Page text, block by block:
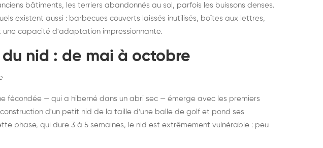
bâtiments, les terriers abandonnés au sol, parfois les buissons denses.
existent aussi : barbecues couverts laissés inutilisés, boîtes aux lettres,
une capacité d'adaptation impressionnante.
du nid : de mai à octobre
fécondée — qui a hiberné dans un abri sec — émerge avec les premiers
construction d'un petit nid de la taille d'une balle de golf et pond ses
phase, qui dure 3 à 5 semaines, le nid est extrêmement vulnérable : peu